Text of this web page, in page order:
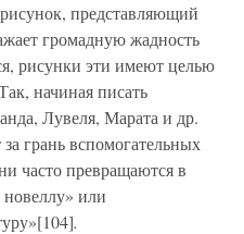
представляющий
громадную жадность
рисунки эти имеют целью
начиная писать
Лувеля, Марата и др.
грань вспомогательных
часто превращаются в
или
.